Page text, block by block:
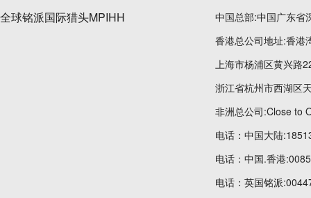
全球铭派国际猎头MPIHH
中国总部:中国广东省
香港总公司地址:香港
上海市杨浦区黄兴路
浙江省杭州市西湖区
非洲总公司:Close to
电话：中国大陆
电话：中国.香港
电话：英国铭派